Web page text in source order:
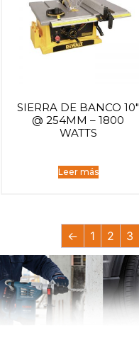
SIERRA DE BANCO 10″
@ 254MM – 1800
WATTS
Leer más
← 1 2 3